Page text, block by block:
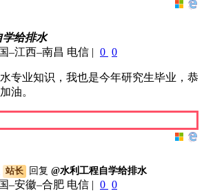
学给排水
–江西–南昌 电信 0 0
专业知识，我也是今年研究生毕业，恭
油。
站长 回复 @水利工程自学给排水
–安徽–合肥 电信 0 0